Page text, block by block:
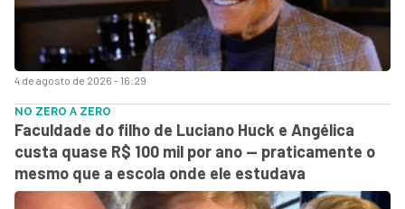
4 de agosto de 2026 - 16:29
NO ZERO A ZERO
Faculdade do filho de Luciano Huck e Angélica
custa quase R$ 100 mil por ano — praticamente o
mesmo que a escola onde ele estudava